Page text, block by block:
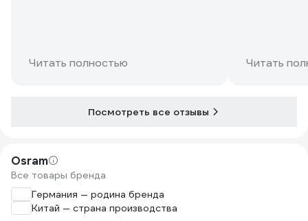
Читать полностью Читать
Посмотреть все отзывы
Osram
Все товары бренда
Германия — родина бренда
Китай — страна производства